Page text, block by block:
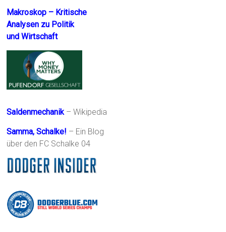
Makroskop – Kritische
Analysen zu Politik
und Wirtschaft
Saldenmechanik– Wikipedia
Samma, Schalke! – Ein Blog
über den FC Schalke 04